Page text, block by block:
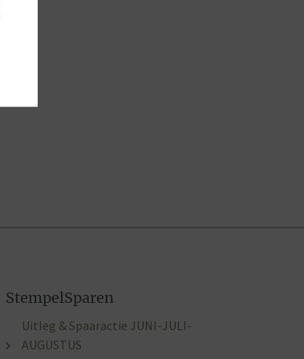
StempelSparen
Uitleg & Spaaractie JUNI-JULI-
AUGUSTUS